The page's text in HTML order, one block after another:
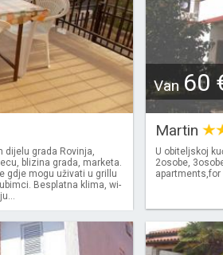
grada Rovinja,
blizina grada, marketa.
gdje mogu uživati u grillu
Besplatna klima, wi-
Van 60
Martin
U obiteljskoj
2osobe,
apartments,for